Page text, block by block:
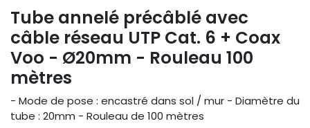
Tube annelé précâblé avec
câble réseau UTP Cat. 6 + Coax
Voo - Ø20mm - Rouleau 100
mètres
- Mode de pose : encastré dans sol / mur - Diamètre du
tube : 20mm - Rouleau de 100 mètres